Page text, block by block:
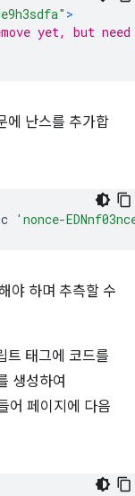
>
yet, but
에 난스를 추가합
'nonce-
야 하며 추측할 수
트 태그에 코드를
생성하여
어 페이지에 다음